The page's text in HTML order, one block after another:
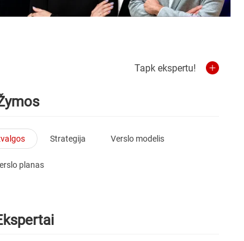
Tapk ekspertu!
Strategija Verslo modelis
planas